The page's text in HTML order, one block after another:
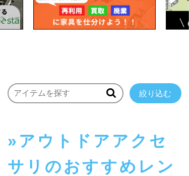
絞り込む
アウトドアアクセ
サリのおすすめレン